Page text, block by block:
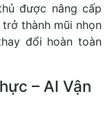
được nâng cấp
thành mũi nhọn
đổi hoàn toàn
– AI Vận